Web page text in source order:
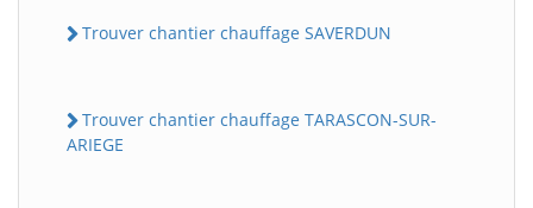
Trouver chantier chauffage SAVERDUN
Trouver chantier chauffage TARASCON-SUR-
ARIEGE